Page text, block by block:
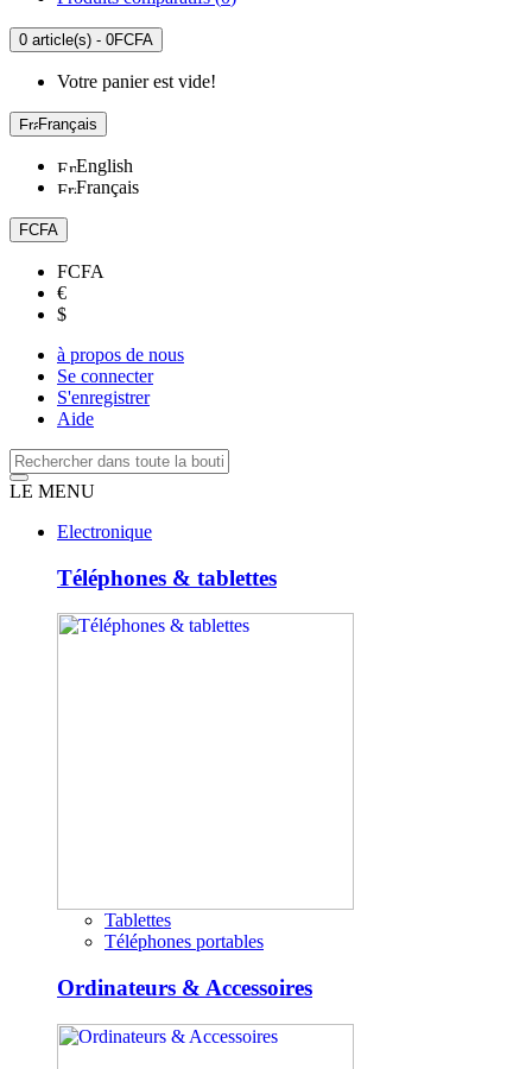
0 article(s) - 0FCFA
Votre panier est vide!
Français
English
Français
FCFA
FCFA
€
$
à propos de nous
Se connecter
S'enregistrer
Aide
LE MENU
Electronique
Téléphones & tablettes
Tablettes
Téléphones portables
Ordinateurs & Accessoires